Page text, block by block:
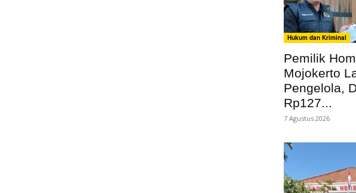
Hukum dan Kriminal
Pemilik
Mojokerto
Pengelola,
Rp127...
7 Agustus 2026